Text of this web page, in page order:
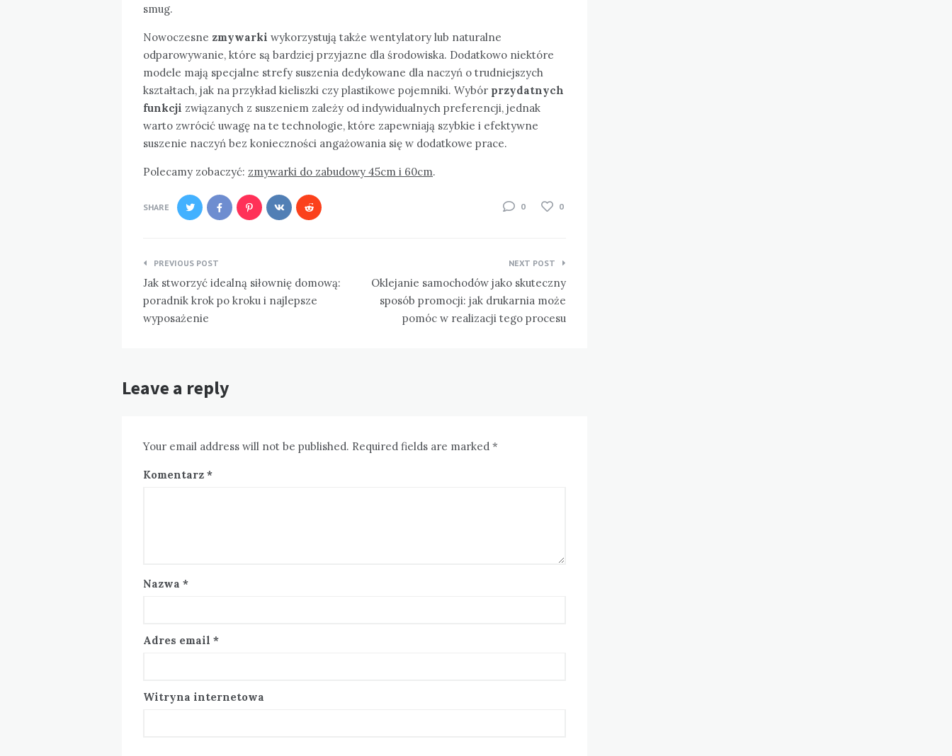
smug.
Nowoczesne zmywarki wykorzystują także wentylatory lub naturalne
odparowywanie, które są bardziej przyjazne dla środowiska. Dodatkowo niektóre
modele mają specjalne strefy suszenia dedykowane dla naczyń o trudniejszych
kształtach, jak na przykład kieliszki czy plastikowe pojemniki. Wybór przydatnych
funkcji związanych z suszeniem zależy od indywidualnych preferencji, jednak
warto zwrócić uwagę na te technologie, które zapewniają szybkie i efektywne
suszenie naczyń bez konieczności angażowania się w dodatkowe prace.
Polecamy zobaczyć: zmywarki do zabudowy 45cm i 60cm.
SHARE 0 0
Nawigacja
wpisu
PREVIOUS POST
Jak stworzyć idealną siłownię domową:
poradnik krok po kroku i najlepsze
wyposażenie
NEXT POST
Oklejanie samochodów jako skuteczny
sposób promocji: jak drukarnia może
pomóc w realizacji tego procesu
Leave a reply
Your email address will not be published. Required fields are marked *
Komentarz *
Nazwa *
Adres email *
Witryna internetowa